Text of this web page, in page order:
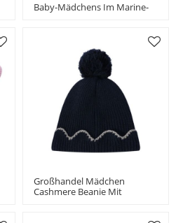
Baby-Mädchens Im Marine-
Großhandel Mädchen
Cashmere Beanie Mit